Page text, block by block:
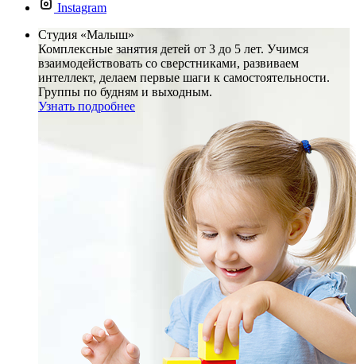
Instagram
Студия «Малыш»
Комплексные занятия детей от 3 до 5 лет. Учимся
взаимодействовать со сверстниками, развиваем
интеллект, делаем первые шаги к самостоятельности.
Группы по будням и выходным.
Узнать подробнее